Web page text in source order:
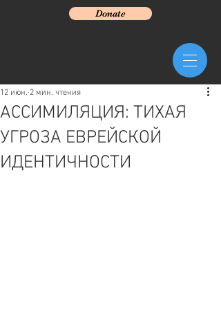
Donate
АССИМИЛЯЦИЯ: ТИХАЯ
УГРОЗА ЕВРЕЙСКОЙ
ИДЕНТИЧНОСТИ
12 июн. 2 мин. чтения